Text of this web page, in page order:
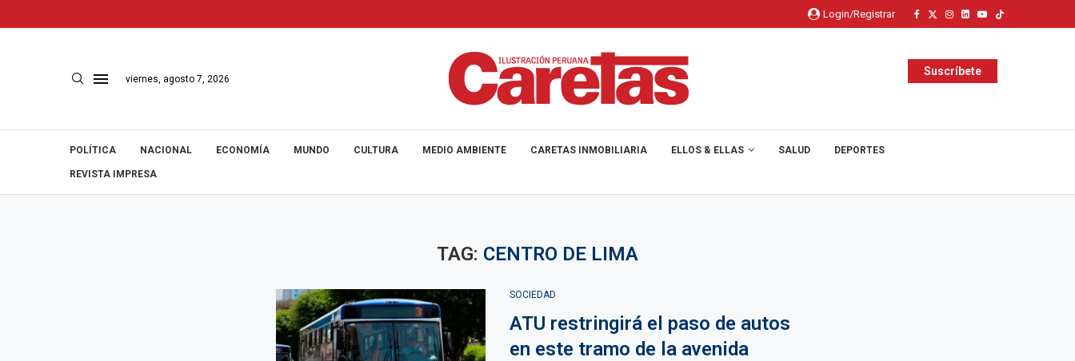
Login/Registrar
viernes, agosto 7, 2026
Suscríbete
POLÍTICA NACIONAL ECONOMÍA MUNDO CULTURA MEDIO AMBIENTE CARETAS INMOBILIARIA ELLOS & ELLAS SALUD DEPORTES
REVISTA IMPRESA
TAG: CENTRO DE LIMA
SOCIEDAD
ATU restringirá el paso de autos
en este tramo de la avenida